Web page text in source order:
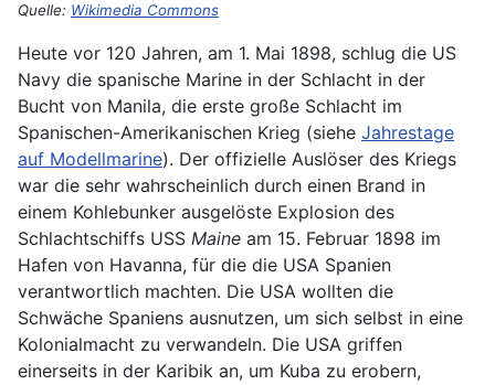
Quelle: Wikimedia Commons
Heute vor 120 Jahren, am 1. Mai 1898, schlug die US
Navy die spanische Marine in der Schlacht in der
Bucht von Manila, die erste große Schlacht im
Spanischen-Amerikanischen Krieg (siehe Jahrestage
auf Modellmarine). Der offizielle Auslöser des Kriegs
war die sehr wahrscheinlich durch einen Brand in
einem Kohlebunker ausgelöste Explosion des
Schlachtschiffs USS Maine am 15. Februar 1898 im
Hafen von Havanna, für die die USA Spanien
verantwortlich machten. Die USA wollten die
Schwäche Spaniens ausnutzen, um sich selbst in eine
Kolonialmacht zu verwandeln. Die USA griffen
einerseits in der Karibik an, um Kuba zu erobern,